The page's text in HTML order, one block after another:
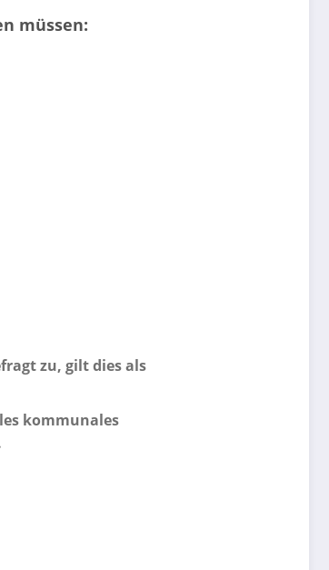
müssen:
zu, gilt dies als
kommunales